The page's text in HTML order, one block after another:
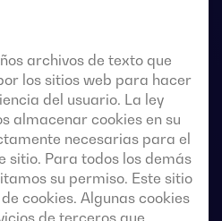
archivos de texto que
los sitios web para hacer
del usuario. La ley
almacenar cookies en su
necesarias para el
sitio. Para todos los demás
su permiso. Este sitio
cookies. Algunas cookies
de terceros que
de accionamiento
plenamente aparente.
en carga de dos fuentes
remotos sin tensión,
externo, usando